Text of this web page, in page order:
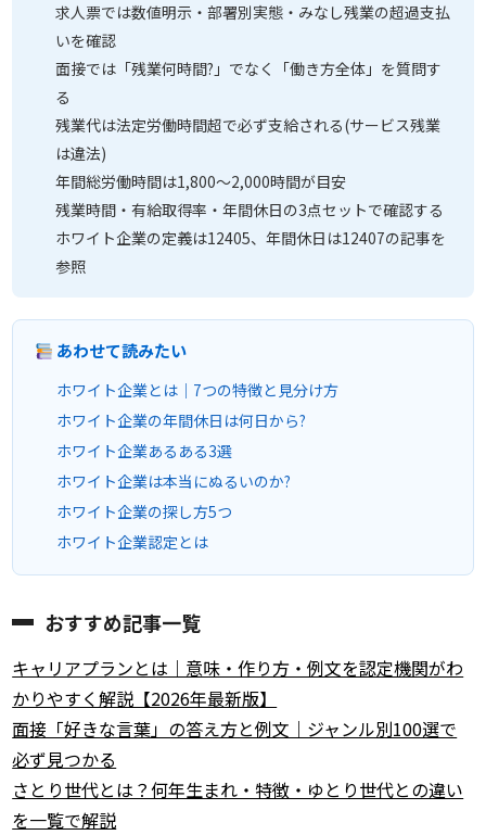
求人票では数値明示・部署別実態・みなし残業の超過支払
いを確認
面接では「残業何時間?」でなく「働き方全体」を質問す
る
残業代は法定労働時間超で必ず支給される(サービス残業
は違法)
年間総労働時間は1,800〜2,000時間が目安
残業時間・有給取得率・年間休日の3点セットで確認する
ホワイト企業の定義は12405、年間休日は12407の記事を
参照
あわせて読みたい
ホワイト企業とは｜7つの特徴と見分け方
ホワイト企業の年間休日は何日から?
ホワイト企業あるある3選
ホワイト企業は本当にぬるいのか?
ホワイト企業の探し方5つ
ホワイト企業認定とは
おすすめ記事一覧
キャリアプランとは｜意味・作り方・例文を認定機関がわ
かりやすく解説【2026年最新版】
面接「好きな言葉」の答え方と例文｜ジャンル別100選で
必ず見つかる
さとり世代とは？何年生まれ・特徴・ゆとり世代との違い
を一覧で解説